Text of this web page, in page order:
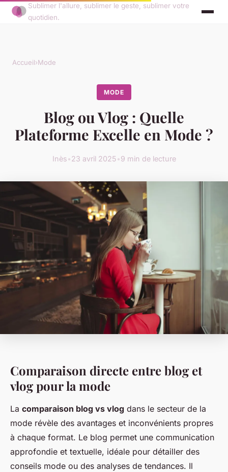
Sublimer l'allure, sublimer le geste, sublimer votre
quotidien.
Accueil›Mode
MODE
Blog ou Vlog : Quelle
Plateforme Excelle en Mode ?
Inès•23 avril 2025•9 min de lecture
Comparaison directe entre blog et
vlog pour la mode
La comparaison blog vs vlog dans le secteur de la
mode révèle des avantages et inconvénients propres
à chaque format. Le blog permet une communication
approfondie et textuelle, idéale pour détailler des
conseils mode ou des analyses de tendances. Il